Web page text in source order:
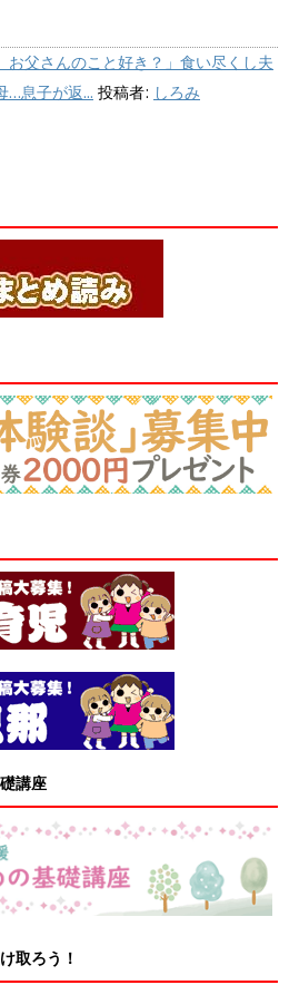
お父さんのこと好き？」食い尽くし夫
…息子が返... 投稿者: しろみ
講座
取ろう！